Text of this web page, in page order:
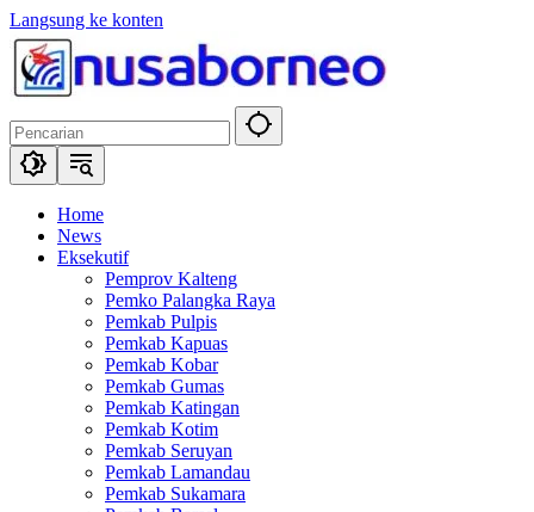
Langsung ke konten
Home
News
Eksekutif
Pemprov Kalteng
Pemko Palangka Raya
Pemkab Pulpis
Pemkab Kapuas
Pemkab Kobar
Pemkab Gumas
Pemkab Katingan
Pemkab Kotim
Pemkab Seruyan
Pemkab Lamandau
Pemkab Sukamara